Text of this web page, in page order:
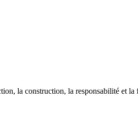
la construction, la responsabilité et